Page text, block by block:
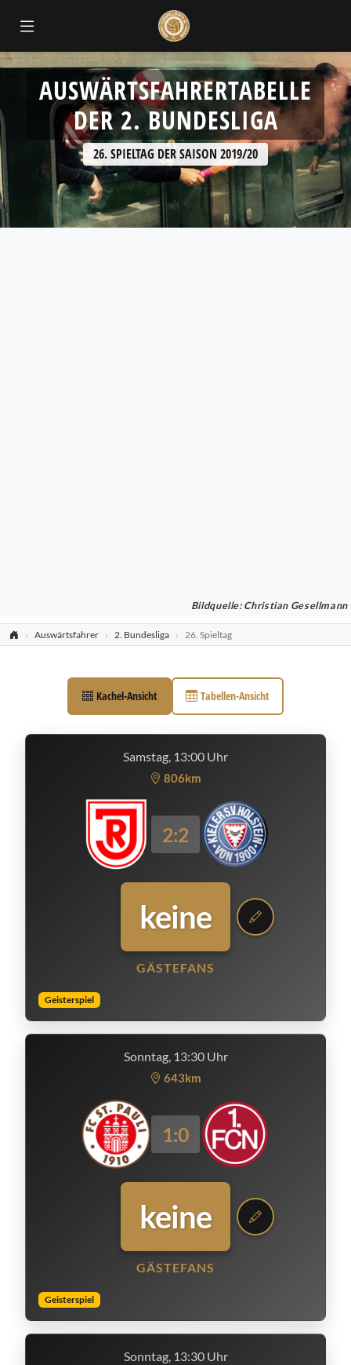
AUSWÄRTSFAHRERTABELLE
DER 2. BUNDESLIGA
26. SPIELTAG DER SAISON 2019/20
Bildquelle: Christian Gesellmann
Auswärtsfahrer 2. Bundesliga 26. Spieltag
Kachel-Ansicht Tabellen-Ansicht
Samstag, 13:00 Uhr
806km
2:2
keine
GÄSTEFANS
Geisterspiel
Sonntag, 13:30 Uhr
643km
1:0
keine
GÄSTEFANS
Geisterspiel
Sonntag, 13:30 Uhr